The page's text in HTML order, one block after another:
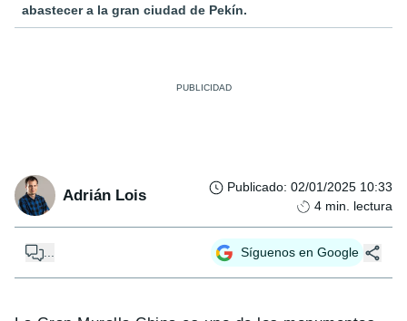
abastecer a la gran ciudad de Pekín.
Adrián Lois Publicado: 02/01/2025 10:33
4 min. lectura
... Síguenos en Google